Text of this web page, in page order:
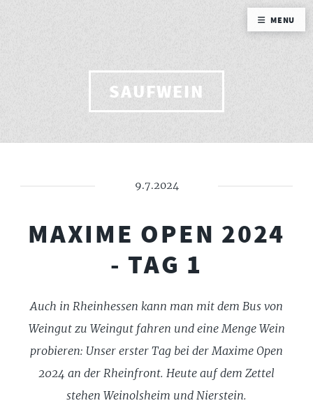
SAUFWEIN
9.7.2024
MAXIME OPEN 2024
- TAG 1
Auch in Rheinhessen kann man mit dem Bus von
Weingut zu Weingut fahren und eine Menge Wein
probieren: Unser erster Tag bei der Maxime Open
2024 an der Rheinfront. Heute auf dem Zettel
stehen Weinolsheim und Nierstein.
MENU